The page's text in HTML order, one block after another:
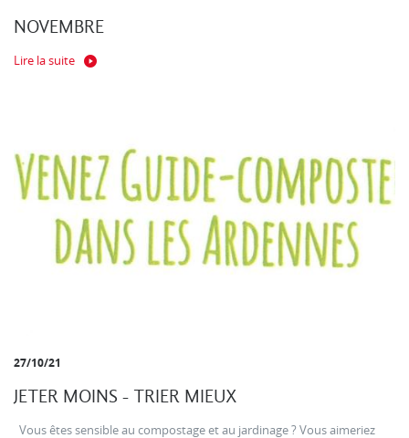
NOVEMBRE
Lire la suite
27/10/21
JETER MOINS - TRIER MIEUX
Vous êtes sensible au compostage et au jardinage ? Vous aimeriez